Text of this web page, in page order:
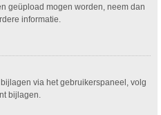
geüpload mogen worden, neem dan
informatie.
via het gebruikerspaneel, volg
bijlagen.